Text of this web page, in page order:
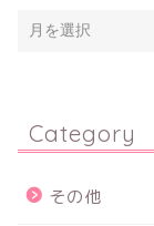
Category
その他